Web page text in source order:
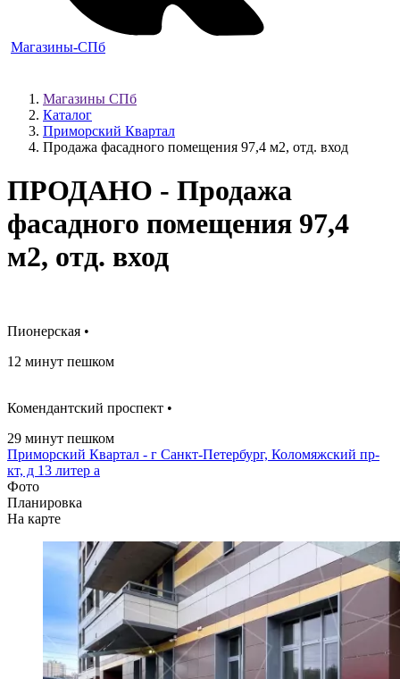
Магазины-СПб
Магазины СПб
Каталог
Приморский Квартал
Продажа фасадного помещения 97,4 м2, отд. вход
ПРОДАНО - Продажа
фасадного помещения 97,4
м2, отд. вход
Пионерская •
12 минут пешком
Комендантский проспект •
29 минут пешком
Приморский Квартал - г Санкт-Петербург, Коломяжский пр-
кт, д 13 литер а
Фото
Планировка
На карте